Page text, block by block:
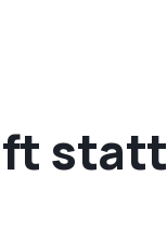
statt